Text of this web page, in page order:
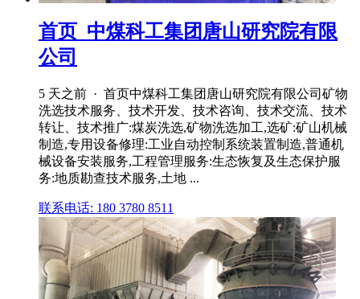
首页_中煤科工集团唐山研究院有限
公司
5 天之前 · 首页中煤科工集团唐山研究院有限公司矿物
洗选技术服务、技术开发、技术咨询、技术交流、技术
转让、技术推广:煤炭洗选,矿物洗选加工,选矿:矿山机械
制造,专用设备修理:工业自动控制系统装置制造,普通机
械设备安装服务,工程管理服务:生态恢复及生态保护服
务:地质勘查技术服务,土地 ...
联系电话: 180 3780 8511